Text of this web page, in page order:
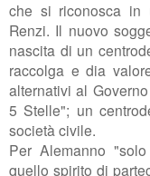
che si riconosca in
Renzi. Il nuovo
nascita di un
raccolga e dia
alternativi al
5 Stelle"; un
società civile.
Per Alemanno
quello spirito di